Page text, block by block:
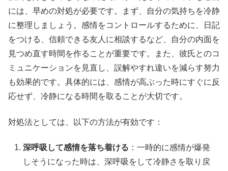
には、早めの対処が必要です。まず、自分の気持ちを冷静
に整理しましょう。感情をコントロールするために、日記
をつける、信頼できる友人に相談するなど、自分の内面を
見つめ直す時間を作ることが重要です。また、彼氏とのコ
ミュニケーションを見直し、誤解やすれ違いを減らす努力
も効果的です。具体的には、感情が高ぶった時にすぐに反
応せず、冷静になる時間を取ることが大切です。
対処法としては、以下の方法が有効です：
深呼吸して感情を落ち着ける ：一時的に感情が爆発
しそうになった時は、深呼吸をして冷静さを取り戻